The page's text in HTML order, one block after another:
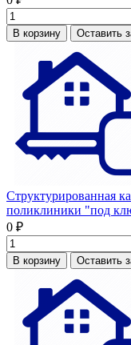
В корзину Оставить
Структурированная
поликлиники "под
0 ₽
В корзину Оставить